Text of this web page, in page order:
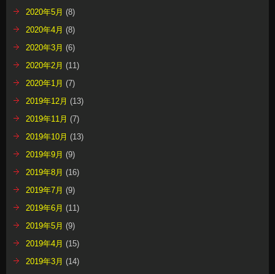
2020年5月 (8)
2020年4月 (8)
2020年3月 (6)
2020年2月 (11)
2020年1月 (7)
2019年12月 (13)
2019年11月 (7)
2019年10月 (13)
2019年9月 (9)
2019年8月 (16)
2019年7月 (9)
2019年6月 (11)
2019年5月 (9)
2019年4月 (15)
2019年3月 (14)